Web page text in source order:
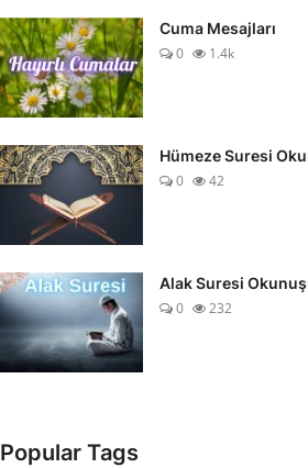
Cuma Mesajları
0
1.4k
Hümeze Suresi
0
42
Alak Suresi
0
232
Popular Tags